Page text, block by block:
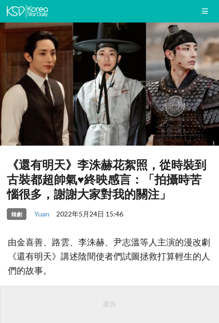
《還有明天》李洙赫花絮照，從時裝到
古裝都超帥氣♥終映感言：「拍攝時苦
惱很多，謝謝大家對我的關注」
韓劇 Yuan 2022年5月24日 15:46
由金喜善、路雲、李洙赫、尹志溫等人主演的漫改劇
《還有明天》講述陰間使者們試圖拯救打算輕生的人
們的故事。
廣告